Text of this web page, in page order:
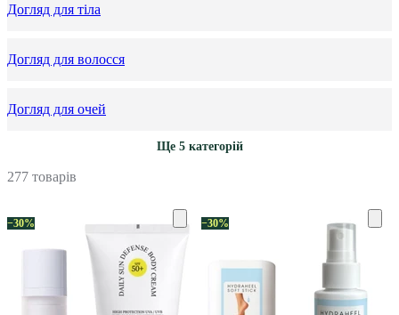
Догляд для тіла
Догляд для волосся
Догляд для очей
Ще 5 категорій
277 товарів
−30% −30%